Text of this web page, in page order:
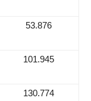
53.876
101.945
130.774